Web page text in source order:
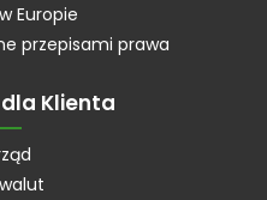
Europie
przepisami prawa
Klienta